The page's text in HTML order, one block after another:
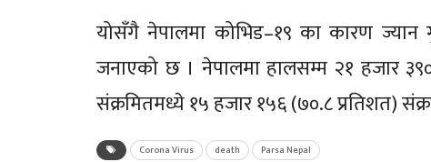
योसँगै नेपालमा कोभिड–१९ का कारण ज्यान
जनाएको छ । नेपालमा हालसम्म २१ हजार
संक्रमितमध्ये १५ हजार १५६ (७०.८ प्रतिशत)
Corona Virus death Parsa Nepal